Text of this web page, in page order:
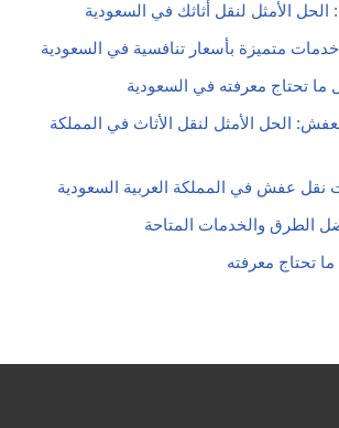
الأمثل لنقل أثاثك في السعودية
متميزة بأسعار تنافسية في السعودية
تحتاج معرفته في السعودية
الحل الأمثل لنقل الأثاث في المملكة
نقل عفش في المملكة العربية السعودية
الطرق والخدمات المتاحة
تحتاج معرفته